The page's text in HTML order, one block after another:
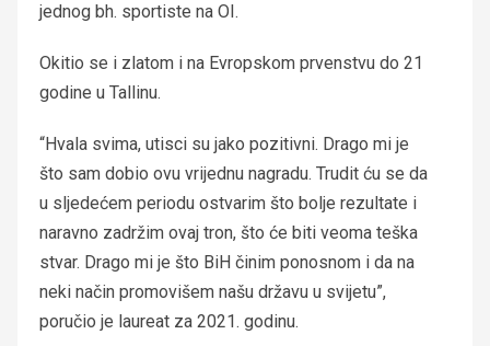
jednog bh. sportiste na OI.
Okitio se i zlatom i na Evropskom prvenstvu do 21
godine u Tallinu.
“Hvala svima, utisci su jako pozitivni. Drago mi je
što sam dobio ovu vrijednu nagradu. Trudit ću se da
u sljedećem periodu ostvarim što bolje rezultate i
naravno zadržim ovaj tron, što će biti veoma teška
stvar. Drago mi je što BiH činim ponosnom i da na
neki način promovišem našu državu u svijetu”,
poručio je laureat za 2021. godinu.